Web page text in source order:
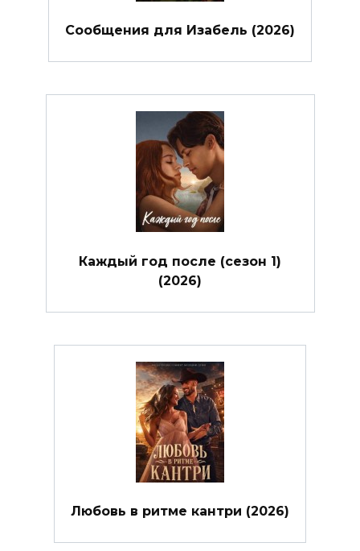
Сообщения для Изабель (2026)
Каждый год после (сезон 1)
(2026)
Любовь в ритме кантри (2026)